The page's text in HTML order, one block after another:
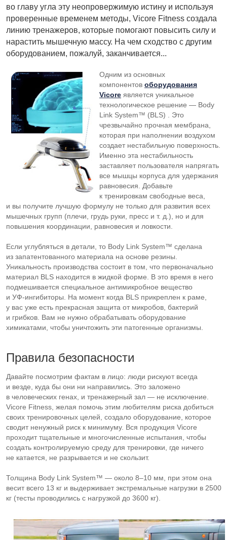
во главу угла эту неопровержимую истину и используя
проверенные временем методы, Vicore Fitness создала
линию тренажеров, которые помогают повысить силу и
нарастить мышечную массу. На чем сходство с другим
оборудованием, пожалуй, заканчивается...
Одним из основных
компонентов оборудования
Vicore является уникальное
технологическое решение — Body
Link System™ (BLS) . Это
чрезвычайно прочная мембрана,
которая при наполнении воздухом
создает нестабильную поверхность.
Именно эта нестабильность
заставляет пользователя напрягать
все мышцы корпуса для удержания
равновесия. Добавьте
к тренировкам свободные веса,
и вы получите лучшую формулу не только для развития всех
мышечных групп (плечи, грудь руки, пресс и т. д. ), но и для
повышения координации, равновесия и ловкости.
Если углубляться в детали, то Body Link System™ сделана
из запатентованного материала на основе резины.
Уникальность производства состоит в том, что первоначально
материал BLS находится в жидкой форме. В это время в него
подмешивается специальное антимикробное вещество
и УФ-ингибиторы . На момент когда BLS прикреплен к раме,
у вас уже есть прекрасная защита от микробов, бактерий
и грибков. Вам не нужно обрабатывать оборудование
химикатами, чтобы уничтожить эти патогенные организмы.
Правила безопасности
Давайте посмотрим фактам в лицо: люди рискуют всегда
и везде, куда бы они ни направились. Это заложено
в человеческих генах, и тренажерный зал — не исключение.
Vicore Fitness, желая помочь этим любителям риска добиться
своих тренировочных целей, создало оборудование, которое
сводит ненужный риск к минимуму. Вся продукция Vicore
проходит тщательные и многочисленные испытания, чтобы
создать контролируемую среду для тренировки, где ничего
не катается, не разрывается и не скользит.
Толщина Body Link System™ — около 8–10 мм, при этом она
весит всего 13 кг и выдерживает экстремальные нагрузки в 2500
кг (тесты проводились с нагрузкой до 3600 кг).